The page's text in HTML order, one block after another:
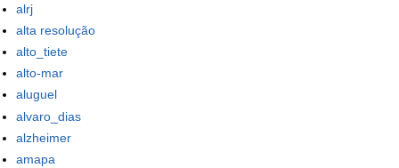
alrj
alta resolução
alto_tiete
alto-mar
aluguel
alvaro_dias
alzheimer
amapa